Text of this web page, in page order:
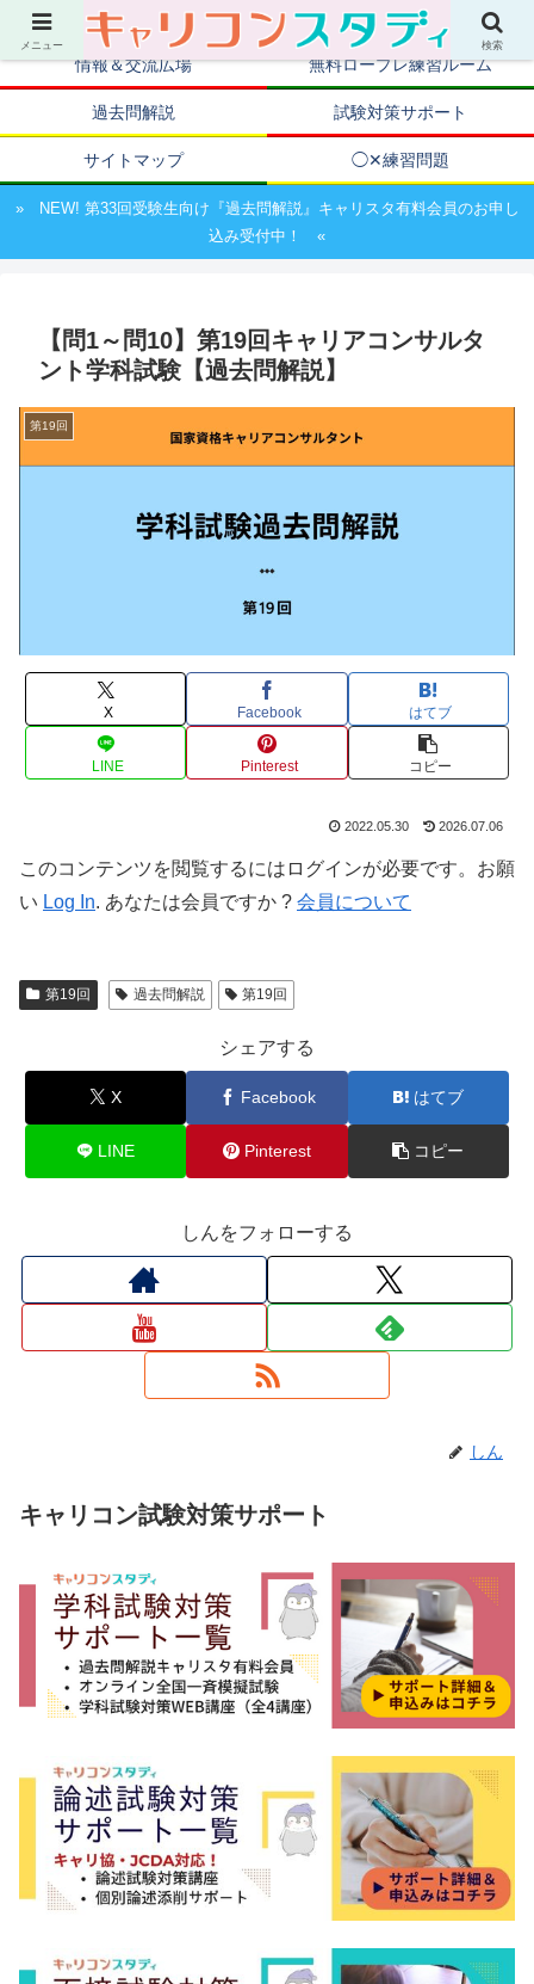
キャリアコンサルタント資格取得のための試験対策ポータルサイト
情報＆交流広場 無料ロープレ練習ルーム
過去問解説 試験対策サポート
サイトマップ ◯✕練習問題
» NEW! 第33回受験生向け『過去問解説』キャリスタ有料会員のお申し
込み受付中！ «
【問1～問10】第19回キャリアコンサルタ
ント学科試験【過去問解説】
第19回
X Facebook はてブ
LINE Pinterest コピー
2022.05.30 2026.07.06
このコンテンツを閲覧するにはログインが必要です。お願
い Log In. あなたは会員ですか ? 会員について
第19回 過去問解説 第19回
シェアする
X Facebook はてブ
LINE Pinterest コピー
しんをフォローする
しん
キャリコン試験対策サポート
メニュー 検索